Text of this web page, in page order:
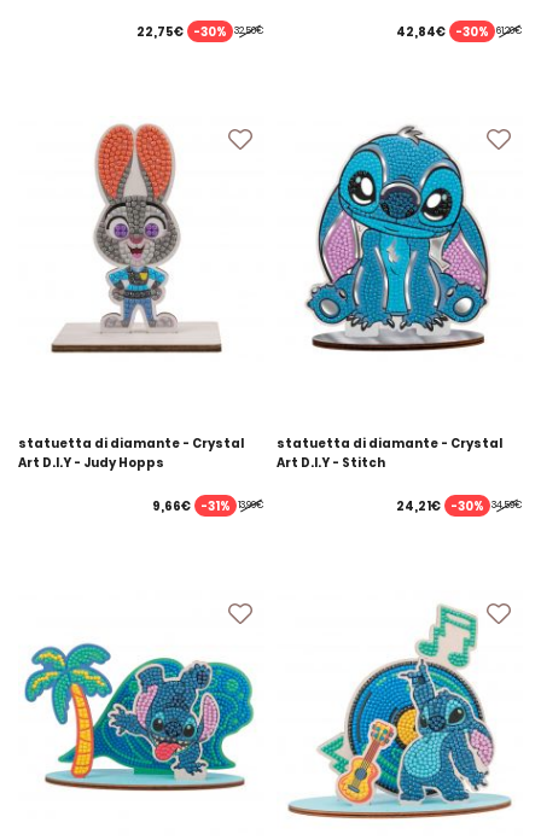
32,50€
22,75€ -30% 61,20€
42,84€ -30%
statuetta di diamante - Crystal
Art D.I.Y - Judy Hopps
13,99€
9,66€ -31%
statuetta di diamante - Crystal
Art D.I.Y - Stitch
34,59€
24,21€ -30%